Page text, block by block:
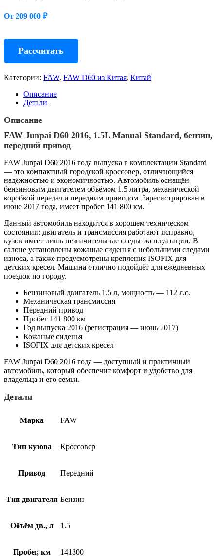
От 209 000 ₽
Рассчитать
Категории: FAW, FAW D60 из Китая, Китай
Описание
Детали
Описание
FAW Junpai D60 2016, 1.5L Manual Standard, бензин,
передний привод
FAW Junpai D60 2016 года выпуска в комплектации Standard
— это компактный городской кроссовер, отличающийся
надёжностью и экономичностью. Автомобиль оснащён
бензиновым двигателем объёмом 1.5 литра, механической
коробкой передач и передним приводом. Зарегистрирован в
июне 2017 года, имеет пробег 141 800 км.
Данный автомобиль находится в хорошем техническом
состоянии: двигатель и трансмиссия работают исправно,
кузов имеет лишь незначительные следы эксплуатации. В
салоне установлены кожаные сиденья с небольшими следами
износа, а также предусмотрены крепления ISOFIX для
детских кресел. Машина отлично подойдёт для ежедневных
поездок по городу.
Бензиновый двигатель 1.5 л, мощность — 112 л.с.
Механическая трансмиссия
Передний привод
Пробег 141 800 км
Год выпуска 2016 (регистрация — июнь 2017)
Кожаные сиденья
ISOFIX для детских кресел
FAW Junpai D60 2016 года — доступный и практичный
автомобиль, который обеспечит комфорт и удобство для
владельца и его семьи.
Детали
Марка FAW
Тип кузова Кроссовер
Привод Передний
Тип двигателя Бензин
Объём дв., л 1.5
Пробег, км 141800